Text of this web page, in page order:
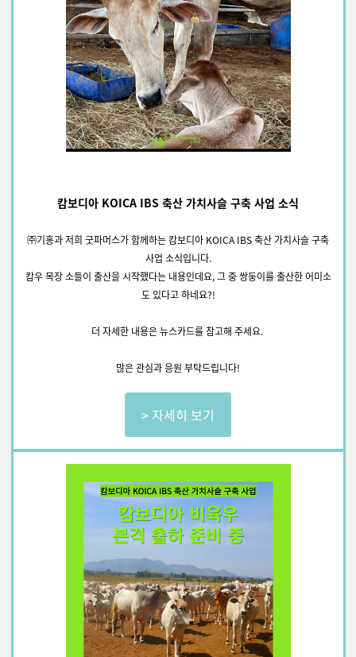
캄보디아 KOICA IBS 축산 가치사슬 구축 사업 소식
㈜기홍과 저희 굿파머스가 함께하는 캄보디아 KOICA IBS 축산 가치사슬 구축
사업 소식입니다.
캄우 목장 소들이 출산을 시작했다는 내용인데요, 그 중 쌍둥이를 출산한 어미소
도 있다고 하네요?!
더 자세한 내용은 뉴스카드를 참고해 주세요.
많은 관심과 응원 부탁드립니다!
> 자세히 보기